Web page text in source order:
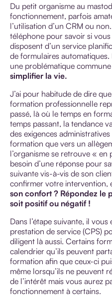
Du petit organisme au
fonctionnement, parfois
l’utilisation d’un CRM ou
téléphone pour savoir si
disposent d’un service
de formulaires
une problématique
simplifier la vie.
J’ai pour habitude de dire
formation professionnelle
passé, là où le temps en
temps passant, la tendance
des exigences
formation que vers un
l’organisme se retrouve «
besoin d’une réponse pour
suivante vis-à-vis de son
confirmer votre intervention,
son confort ? Répondez le
soit positif ou négatif !
Dans l’étape suivante, il
prestation de service (CPS)
diligent là aussi. Certains
calendrier qu’ils peuvent
formation afin que ceux-ci
même lorsqu’ils ne peuvent
de l’intérêt mais vous aurez
fonctionnement à certains.